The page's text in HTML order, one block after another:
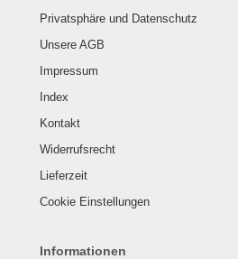
Privatsphäre und Datenschutz
Unsere AGB
Impressum
Index
Kontakt
Widerrufsrecht
Lieferzeit
Cookie Einstellungen
Informationen